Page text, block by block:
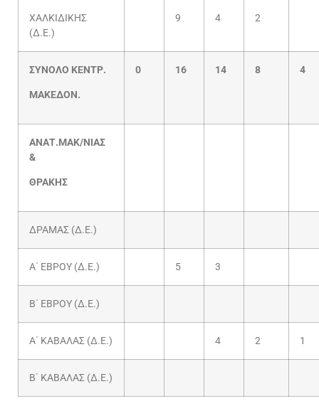
ΧΑΛΚΙΔΙΚΗΣ
(Δ.Ε.)
9 4 2
ΣΥΝΟΛΟ ΚΕΝΤΡ.
ΜΑΚΕΔΟΝ.
0 16 14 8 4
ΑΝΑΤ.ΜΑΚ/ΝΙΑΣ
&
ΘΡΑΚΗΣ
ΔΡΑΜΑΣ (Δ.Ε.)
Α΄ ΕΒΡΟΥ (Δ.Ε.) 5 3
Β΄ ΕΒΡΟΥ (Δ.Ε.)
Α΄ ΚΑΒΑΛΑΣ (Δ.Ε.) 4 2 1
Β΄ ΚΑΒΑΛΑΣ (Δ.Ε.)